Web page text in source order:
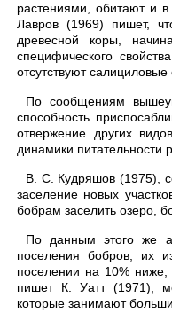
растениями, обитают и
Лавров (1969) пишет,
древесной коры,
специфического
отсутствуют
По сообщениям
способность
отвержение других
динамики питательности
В. С. Кудряшов (1975),
заселение новых
бобрам заселить озеро,
По данным этого же
поселения бобров, их
поселении на 10%
пишет К. Уатт (1971),
которые занимают